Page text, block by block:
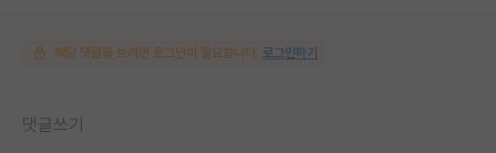
해당 댓글을 보려면 로그인이 필요합니다. 로그인하기
댓글쓰기